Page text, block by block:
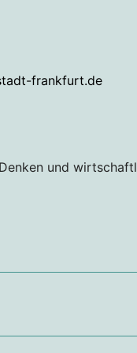
frankfurt.de
und